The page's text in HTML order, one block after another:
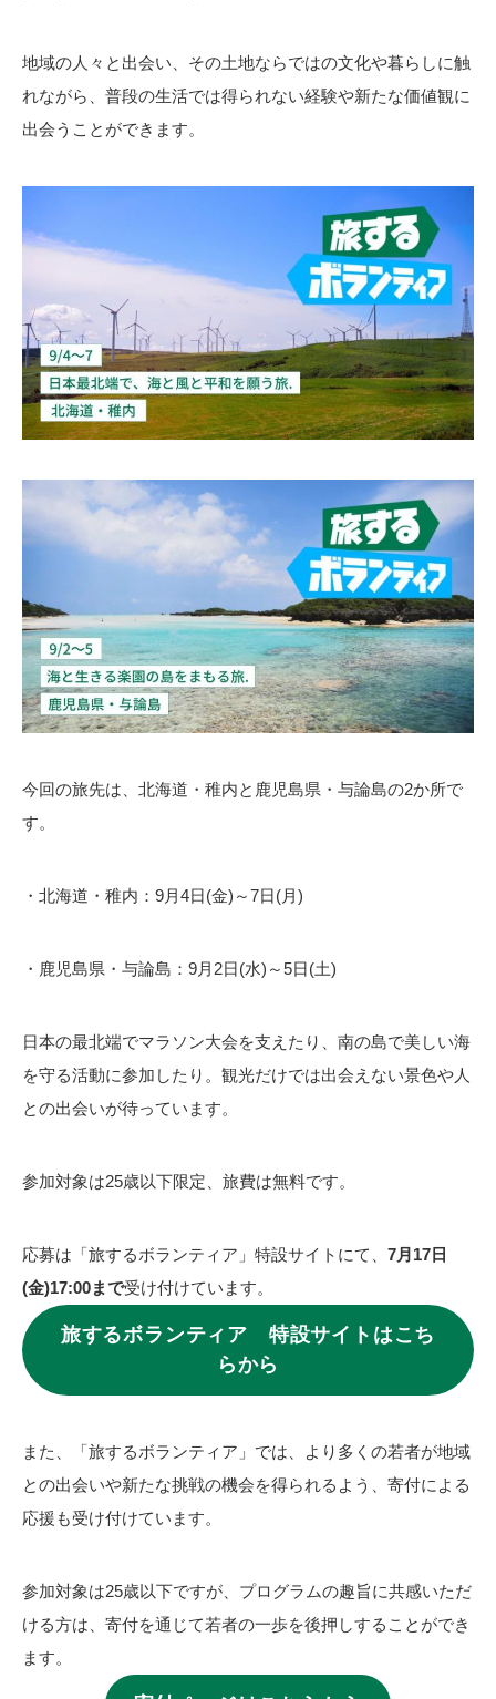
地域の人々と出会い、その土地ならではの文化や暮らしに触
れながら、普段の生活では得られない経験や新たな価値観に
出会うことができます。
今回の旅先は、北海道・稚内と鹿児島県・与論島の2か所で
す。
・北海道・稚内：9月4日(金)～7日(月)
・鹿児島県・与論島：9月2日(水)～5日(土)
日本の最北端でマラソン大会を支えたり、南の島で美しい海
を守る活動に参加したり。観光だけでは出会えない景色や人
との出会いが待っています。
参加対象は25歳以下限定、旅費は無料です。
応募は「旅するボランティア」特設サイトにて、 7月17日
(金)17:00まで受け付けています。
旅するボランティア 特設サイトはこち
らから
また、「旅するボランティア」では、より多くの若者が地域
との出会いや新たな挑戦の機会を得られるよう、寄付による
応援も受け付けています。
参加対象は25歳以下ですが、プログラムの趣旨に共感いただ
ける方は、寄付を通じて若者の一歩を後押しすることができ
ます。